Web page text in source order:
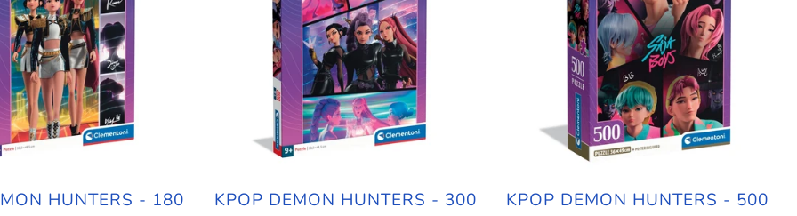
HUNTERS - 180
KPOP DEMON HUNTERS - 300
KPOP DEMON HUNTERS - 500